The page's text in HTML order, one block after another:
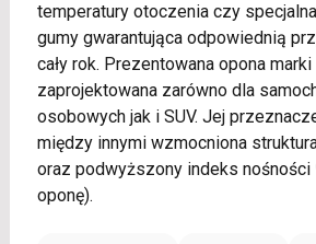
temperatury otoczenia czy
gumy gwarantująca odpowiednią
cały rok. Prezentowana opona marki
zaprojektowana zarówno dla
osobowych jak i SUV. Jej
między innymi wzmocniona
oraz podwyższony indeks nośności
oponę).